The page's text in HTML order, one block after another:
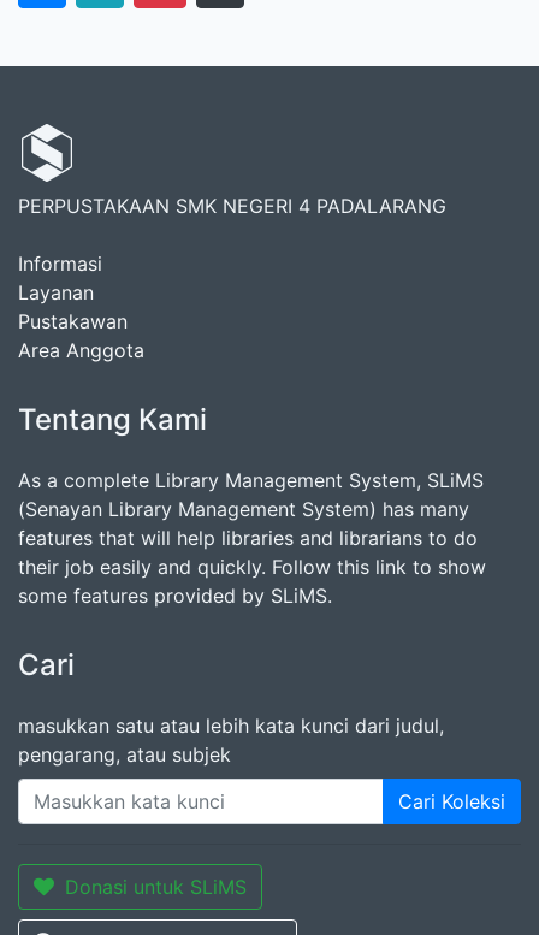
PERPUSTAKAAN SMK NEGERI 4 PADALARANG
Informasi
Layanan
Pustakawan
Area Anggota
Tentang Kami
As a complete Library Management System, SLiMS
(Senayan Library Management System) has many
features that will help libraries and librarians to do
their job easily and quickly. Follow this link to show
some features provided by SLiMS.
Cari
masukkan satu atau lebih kata kunci dari judul,
pengarang, atau subjek
Cari Koleksi
Donasi untuk SLiMS